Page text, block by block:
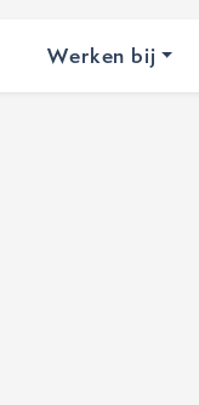
Werken bij